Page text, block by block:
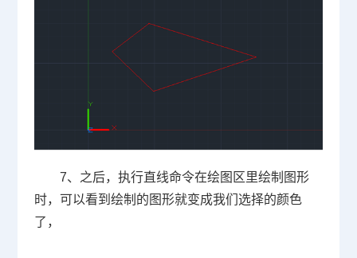
7、之后，执行直线命令在绘图区里绘制图形
时，可以看到绘制的图形就变成我们选择的颜色
了，